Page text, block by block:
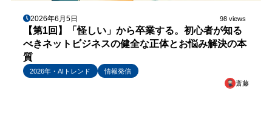
2026年6月5日 98 views
【第1回】「怪しい」から卒業する。初心者が知る
べきネットビジネスの健全な正体とお悩み解決の本
質
2026年・AIトレンド
情報発信
斎藤